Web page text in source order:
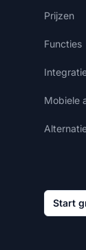
Prijzen
Functies
Mobiele
Start